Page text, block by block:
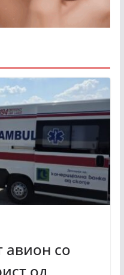
авион со
од